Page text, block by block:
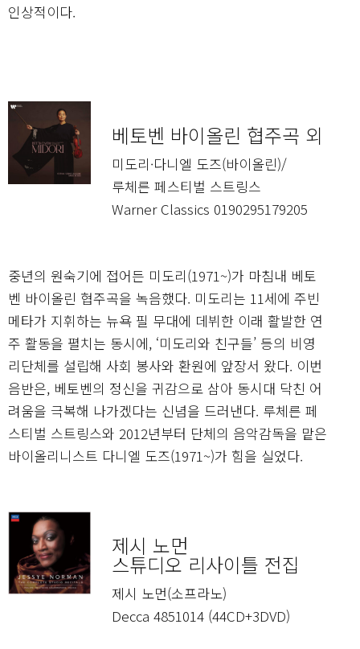
인상적이다.
베토벤 바이올린 협주곡 외
미도리·다니엘 도즈(바이올린)/
루체른 페스티벌 스트링스
Warner Classics 0190295179205
중년의 원숙기에 접어든 미도리(1971~)가 마침내 베토
벤 바이올린 협주곡을 녹음했다. 미도리는 11세에 주빈
메타가 지휘하는 뉴욕 필 무대에 데뷔한 이래 활발한 연
주 활동을 펼치는 동시에, ‘미도리와 친구들’ 등의 비영
리단체를 설립해 사회 봉사와 환원에 앞장서 왔다. 이번
음반은, 베토벤의 정신을 귀감으로 삼아 동시대 닥친 어
려움을 극복해 나가겠다는 신념을 드러낸다. 루체른 페
스티벌 스트링스와 2012년부터 단체의 음악감독을 맡은
바이올리니스트 다니엘 도즈(1971~)가 힘을 실었다.
제시 노먼
스튜디오 리사이틀 전집
제시 노먼(소프라노)
Decca 4851014 (44CD+3DVD)